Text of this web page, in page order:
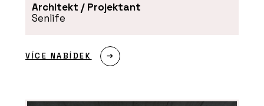
Architekt / Projektant
Senlife
VÍCE NABÍDEK